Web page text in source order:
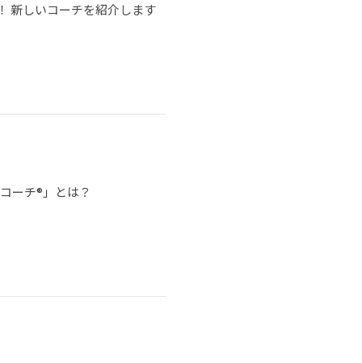
新しいコーチを紹介します
ーチ®」とは？